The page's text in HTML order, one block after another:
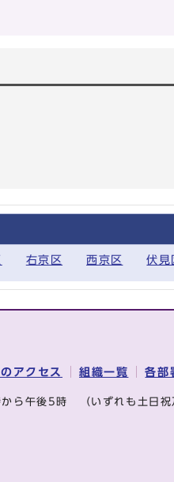
右京区 西京区 伏見
アクセス 組織一覧 各部
から午後5時 （いずれも土日